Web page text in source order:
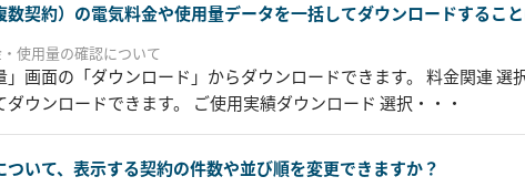
契約）の電気料金や使用量データを一括してダウンロードするこ
使用量の確認について
」画面の「ダウンロード」からダウンロードできます。 料金関連
ウンロードできます。 ご使用実績ダウンロード 選択・・・
ついて、表示する契約の件数や並び順を変更できますか？